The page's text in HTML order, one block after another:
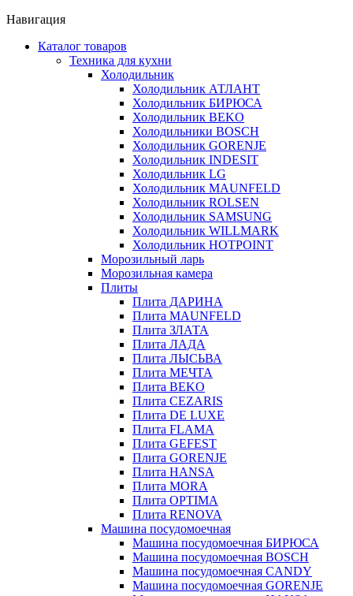
Навигация
Каталог товаров
Техника для кухни
Холодильник
Холодильник АТЛАНТ
Холодильник БИРЮСА
Холодильник BEKO
Холодильники BOSCH
Холодильник GORENJE
Холодильник INDESIT
Холодильник LG
Холодильник MAUNFELD
Холодильник ROLSEN
Холодильник SAMSUNG
Холодильник WILLMARK
Холодильник HOTPOINT
Морозильный ларь
Морозильная камера
Плиты
Плита ДАРИНА
Плита MAUNFELD
Плита ЗЛАТА
Плита ЛАДА
Плита ЛЫСЬВА
Плита МЕЧТА
Плита BEKO
Плита CEZARIS
Плита DE LUXE
Плита FLAMA
Плита GEFEST
Плита GORENJE
Плита HANSA
Плита MORA
Плита OPTIMA
Плита RENOVA
Машина посудомоечная
Машина посудомоечная БИРЮСА
Машина посудомоечная BOSCH
Машина посудомоечная CANDY
Машина посудомоечная GORENJE